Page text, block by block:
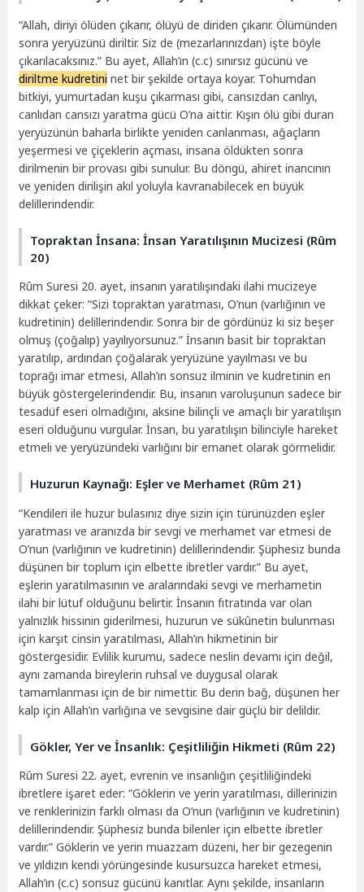
“Allah, diriyi ölüden çıkarır, ölüyü de diriden çıkarır. Ölümünden
sonra yeryüzünü diriltir. Siz de (mezarlarınızdan) işte böyle
çıkarılacaksınız.” Bu ayet, Allah’ın (c.c) sınırsız gücünü ve
diriltme kudretini net bir şekilde ortaya koyar. Tohumdan
bitkiyi, yumurtadan kuşu çıkarması gibi, cansızdan canlıyı,
canlıdan cansızı yaratma gücü O’na aittir. Kışın ölü gibi duran
yeryüzünün baharla birlikte yeniden canlanması, ağaçların
yeşermesi ve çiçeklerin açması, insana öldükten sonra
dirilmenin bir provası gibi sunulur. Bu döngü, ahiret inancının
ve yeniden dirilişin akıl yoluyla kavranabilecek en büyük
delillerindendir.
Topraktan İnsana: İnsan Yaratılışının Mucizesi (Rûm
20)
Rûm Suresi 20. ayet, insanın yaratılışındaki ilahi mucizeye
dikkat çeker: “Sizi topraktan yaratması, O’nun (varlığının ve
kudretinin) delillerindendir. Sonra bir de gördünüz ki siz beşer
olmuş (çoğalıp) yayılıyorsunuz.” İnsanın basit bir topraktan
yaratılıp, ardından çoğalarak yeryüzüne yayılması ve bu
toprağı imar etmesi, Allah’ın sonsuz ilminin ve kudretinin en
büyük göstergelerindendir. Bu, insanın varoluşunun sadece bir
tesadüf eseri olmadığını, aksine bilinçli ve amaçlı bir yaratılışın
eseri olduğunu vurgular. İnsan, bu yaratılışın bilinciyle hareket
etmeli ve yeryüzündeki varlığını bir emanet olarak görmelidir.
Huzurun Kaynağı: Eşler ve Merhamet (Rûm 21)
“Kendileri ile huzur bulasınız diye sizin için türünüzden eşler
yaratması ve aranızda bir sevgi ve merhamet var etmesi de
O’nun (varlığının ve kudretinin) delillerindendir. Şüphesiz bunda
düşünen bir toplum için elbette ibretler vardır.” Bu ayet,
eşlerin yaratılmasının ve aralarındaki sevgi ve merhametin
ilahi bir lütuf olduğunu belirtir. İnsanın fıtratında var olan
yalnızlık hissinin giderilmesi, huzurun ve sükûnetin bulunması
için karşıt cinsin yaratılması, Allah’ın hikmetinin bir
göstergesidir. Evlilik kurumu, sadece neslin devamı için değil,
aynı zamanda bireylerin ruhsal ve duygusal olarak
tamamlanması için de bir nimettir. Bu derin bağ, düşünen her
kalp için Allah’ın varlığına ve sevgisine dair güçlü bir delildir.
Gökler, Yer ve İnsanlık: Çeşitliliğin Hikmeti (Rûm 22)
Rûm Suresi 22. ayet, evrenin ve insanlığın çeşitliliğindeki
ibretlere işaret eder: “Göklerin ve yerin yaratılması, dillerinizin
ve renklerinizin farklı olması da O’nun (varlığının ve kudretinin)
delillerindendir. Şüphesiz bunda bilenler için elbette ibretler
vardır.” Göklerin ve yerin muazzam düzeni, her bir gezegenin
ve yıldızın kendi yörüngesinde kusursuzca hareket etmesi,
Allah’ın (c.c) sonsuz gücünü kanıtlar. Aynı şekilde, insanların